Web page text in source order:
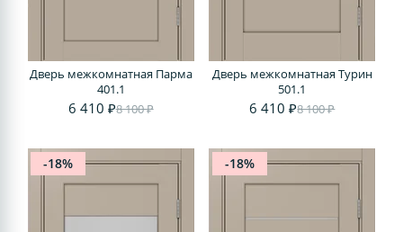
Дверь межкомнатная Парма
401.1
6 410 ₽8 100 ₽
Дверь межкомнатная Турин
501.1
6 410 ₽8 100 ₽
-18% -18%